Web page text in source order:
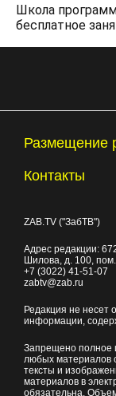
Школа
бесплатное
Размещение
Контакты
ZAB.TV ("ЗабТВ")
Адрес редакции:
Шилова, д. 100,
+7 (3022) 41-51-07
zabtv@zab.ru
Редакция не несет
информации,
Запрещено полное
любых материалов
тексты и
материалов в
обязательна.